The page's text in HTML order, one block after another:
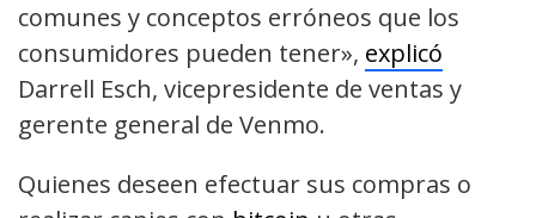
comunes y conceptos erróneos que los
consumidores pueden tener», explicó
Darrell Esch, vicepresidente de ventas y
gerente general de Venmo.
Quienes deseen efectuar sus compras o